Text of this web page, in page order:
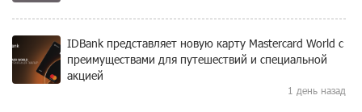
IDBank представляет новую карту Mastercard World с
преимуществами для путешествий и специальной
акцией
1 день назад